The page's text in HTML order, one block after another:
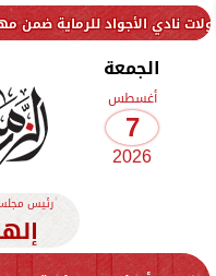
ضمن مهرجان مطروح
الجمعة
أغسطس
7
2026
رئيس مجلس